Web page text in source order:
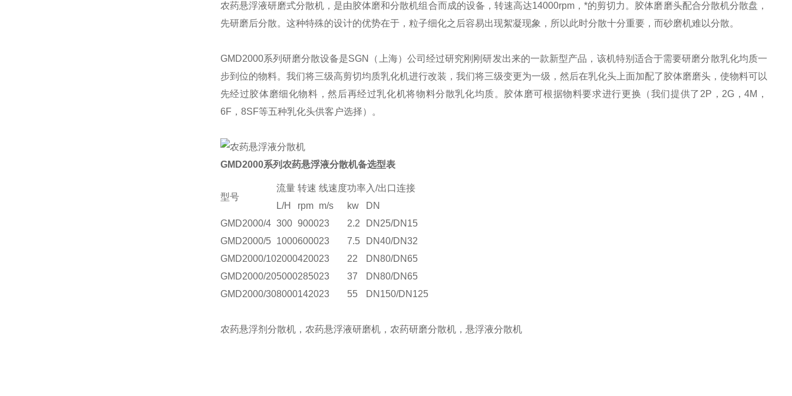
农药悬浮液研磨式分散机，是由胶体磨和分散机组合而成的设备，转速高达14000rpm，*的剪切力。胶体磨磨头配合分散机分散盘，
先研磨后分散。这种特殊的设计的优势在于，粒子细化之后容易出现絮凝现象，所以此时分散十分重要，而砂磨机难以分散。
GMD2000系列研磨分散设备是SGN（上海）公司经过研究刚刚研发出来的一款新型产品，该机特别适合于需要研磨分散乳化均质一
步到位的物料。我们将三级高剪切均质乳化机进行改装，我们将三级变更为一级，然后在乳化头上面加配了胶体磨磨头，使物料可以
先经过胶体磨细化物料，然后再经过乳化机将物料分散乳化均质。胶体磨可根据物料要求进行更换（我们提供了2P，2G，4M，
6F，8SF等五种乳化头供客户选择）。
GMD2000系列农药悬浮液分散机备选型表
型号
流量
L/H
转速
rpm
线速度
m/s
功率
kw
入/出口连接
DN
GMD2000/4 300 900023 2.2
DN25/DN15
GMD2000/5
1000600023 7.5
DN40/DN32
GMD2000/102000420023 22
DN80/DN65
GMD2000/205000285023 37
DN80/DN65
GMD2000/308000142023 55 DN150/DN125
农药悬浮剂分散机，农药悬浮液研磨机，农药研磨分散机，悬浮液分散机